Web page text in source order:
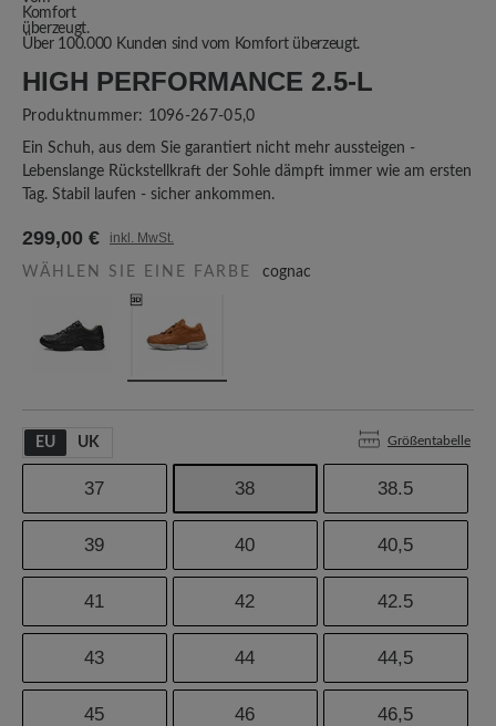
Über 100.000 Kunden sind vom Komfort überzeugt.
HIGH PERFORMANCE 2.5-L
Produktnummer: 1096-267-05,0
Ein Schuh, aus dem Sie garantiert nicht mehr aussteigen -
Lebenslange Rückstellkraft der Sohle dämpft immer wie am ersten
Tag. Stabil laufen - sicher ankommen.
299,00 € inkl. MwSt.
WÄHLEN SIE EINE FARBE cognac
EU UK Größentabelle
37 38 38.5
39 40 40,5
41 42 42.5
43 44 44,5
45 46 46,5